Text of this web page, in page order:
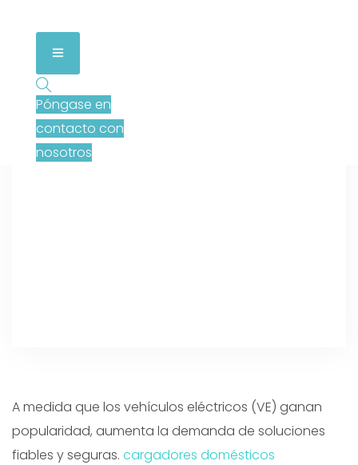
Póngase en
contacto con
nosotros
A medida que los vehículos eléctricos (VE) ganan
popularidad, aumenta la demanda de soluciones
fiables y seguras. cargadores domésticos